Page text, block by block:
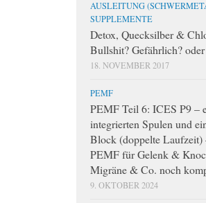
AUSLEITUNG
SUPPLEMENTE
Detox, Quecksilber &
Bullshit? Gefährlich?
18. NOVEMBER 2017
PEMF
PEMF Teil 6: ICES P9 –
integrierten Spulen und
Block (doppelte Laufzeit)
PEMF für Gelenk &
Migräne & Co. noch
9. OKTOBER 2024